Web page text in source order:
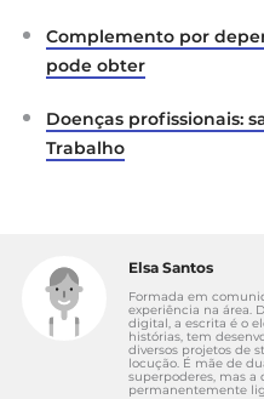
Complemento por
pode obter
Doenças profissionais:
Trabalho
Elsa Santos
Formada em
experiência na área.
digital, a escrita é o
histórias, tem
diversos projetos de
locução. É mãe de
superpoderes, mas a
permanentemente